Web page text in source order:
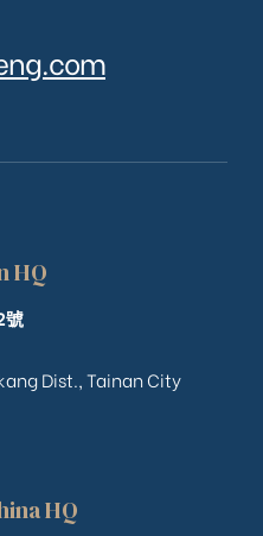
HQ
號
Dist., Tainan City
HQ